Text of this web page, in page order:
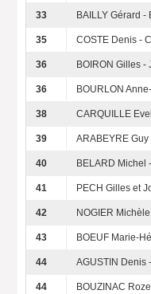
33 BAILLY Gérard -
35 COSTE Denis -
36 BOIRON Gilles -
36 BOURLON
38 CARQUILLE
39 ARABEYRE
40 BELARD Michel
41 PECH Gilles et
42 NOGIER
43 BOEUF Marie-
44 AGUSTIN Denis
44 BOUZINAC